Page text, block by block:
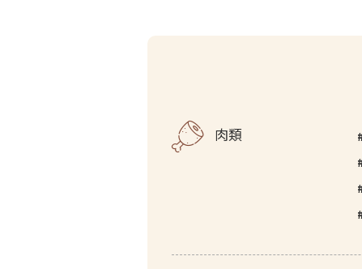
肉類